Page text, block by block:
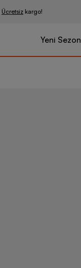
Ücretsiz kargo!
Yeni Sezon